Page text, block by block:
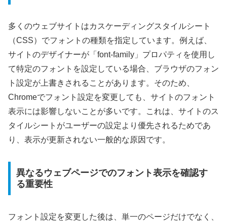
多くのウェブサイトはカスケーディングスタイルシート
（CSS）でフォントの種類を指定しています。例えば、
サイトのデザイナーが「font-family」プロパティを使用し
て特定のフォントを設定している場合、ブラウザのフォン
ト設定が上書きされることがあります。そのため、
Chromeでフォント設定を変更しても、サイトのフォント
表示には影響しないことが多いです。これは、サイトのス
タイルシートがユーザーの設定より優先されるためであ
り、表示が更新されない一般的な原因です。
異なるウェブページでのフォント表示を確認す
る重要性
フォント設定を変更した後は、単一のページだけでなく、